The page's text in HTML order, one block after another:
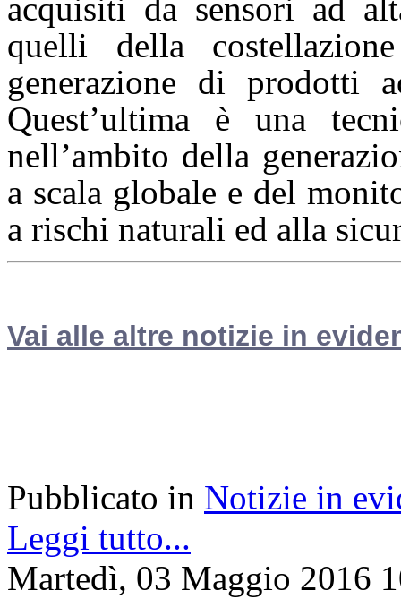
acquisiti da sensori ad
quelli della
generazione di prodotti
Quest’ultima è una
nell’ambito della
a scala globale e del
a rischi naturali ed alla
Vai alle altre notizie in
Pubblicato in Notizie in
Leggi tutto...
Martedì, 03 Maggio 2016